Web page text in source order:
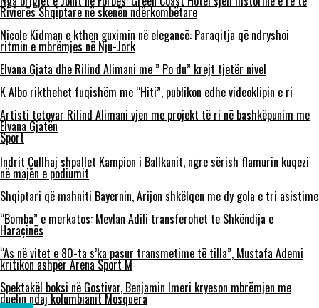
Rivierës Shqiptare në skenën ndërkombëtare
Nicole Kidman e kthen guximin në elegancë: Paraqitja që ndryshoi
ritmin e mbrëmjes në Nju-Jork
Elvana Gjata dhe Rilind Alimani me ” Po du” krejt tjetër nivel
K Albo rikthehet fuqishëm me “Hiti”, publikon edhe videoklipin e ri
Artisti tetovar Rilind Alimani vjen me projekt të ri në bashkëpunim me
Elvana Gjatën
Sport
Indrit Çullhaj shpallet Kampion i Ballkanit, ngre sërish flamurin kuqezi
në majën e podiumit
Shqiptari që mahniti Bayernin, Arijon shkëlqen me dy gola e tri asistime
“Bomba” e merkatos: Mevlan Adili transferohet te Shkëndija e
Haraçinës
“As në vitet e 80-ta s’ka pasur transmetime të tilla”, Mustafa Ademi
kritikon ashpër Arena Sport M
Spektakël boksi në Gostivar, Benjamin Imeri kryeson mbrëmjen me
duelin ndaj kolumbianit Mosquera